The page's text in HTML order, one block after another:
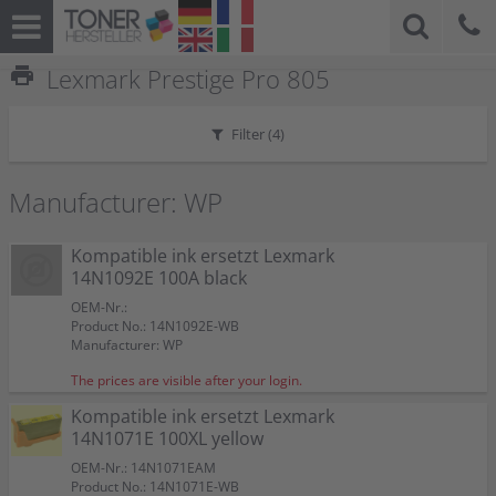
print Lexmark Prestige Pro 805
Filter (4)
Manufacturer: WP
Kompatible ink ersetzt Lexmark
14N1092E 100A black
OEM-Nr.:
Product No.: 14N1092E-WB
Manufacturer: WP
The prices are visible after your login.
Kompatible ink ersetzt Lexmark
14N1071E 100XL yellow
OEM-Nr.: 14N1071EAM
Product No.: 14N1071E-WB